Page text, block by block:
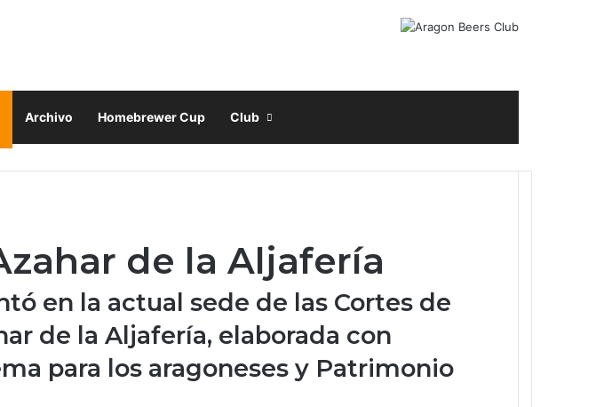
Archivo Homebrewer Cup Club
de la Aljafería
en la actual sede de las Cortes de
de la Aljafería, elaborada con
para los aragoneses y Patrimonio